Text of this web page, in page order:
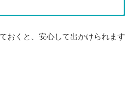
おくと、安心して出かけられます